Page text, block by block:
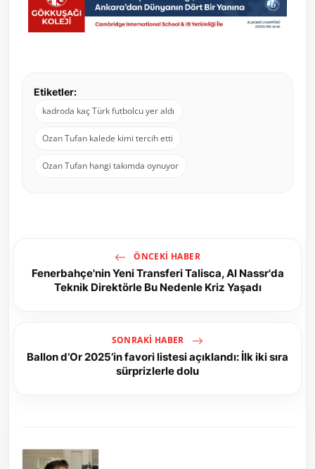
Etiketler:
kadroda kaç Türk futbolcu yer aldı
Ozan Tufan kalede kimi tercih etti
Ozan Tufan hangi takımda oynuyor
ÖNCEKI HABER
Fenerbahçe'nin Yeni Transferi Talisca, Al Nassr'da
Teknik Direktörle Bu Nedenle Kriz Yaşadı
SONRAKI HABER
Ballon d’Or 2025’in favori listesi açıklandı: İlk iki sıra
sürprizlerle dolu